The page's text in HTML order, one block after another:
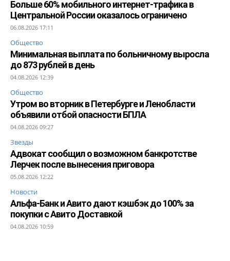
Больше 60% мобильного интернет-трафика в
Центральной России оказалось ограничено
06.08.2026 17:11
Общество
Минимальная выплата по больничному выросла
до 873 рублей в день
04.08.2026 12:39
Общество
Утром во вторник в Петербурге и Ленобласти
объявили отбой опасности БПЛА
04.08.2026 09:27
Звезды
Адвокат сообщил о возможном банкротстве
Лерчек после вынесения приговора
05.08.2026 12:22
Новости
Альфа-Банк и Авито дают кэшбэк до 100% за
покупки с Авито Доставкой
04.08.2026 10:59